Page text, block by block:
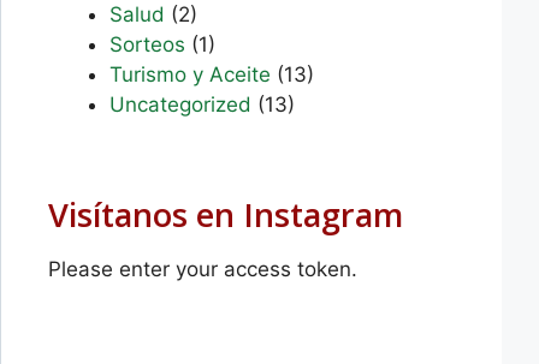
Salud (2)
Sorteos (1)
Turismo y Aceite (13)
Uncategorized (13)
Visítanos en Instagram
Please enter your access token.